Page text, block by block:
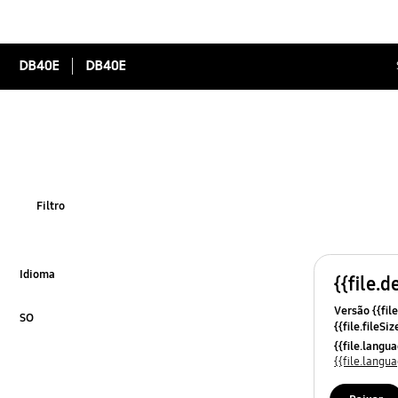
DB40E DB40E
Filtro
Idioma
SO
Versão